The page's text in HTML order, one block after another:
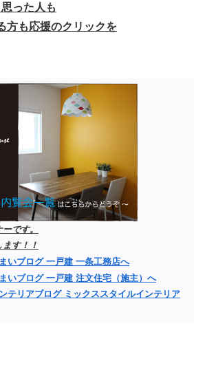
った人も
方も応援のクリックを
です。
す！！